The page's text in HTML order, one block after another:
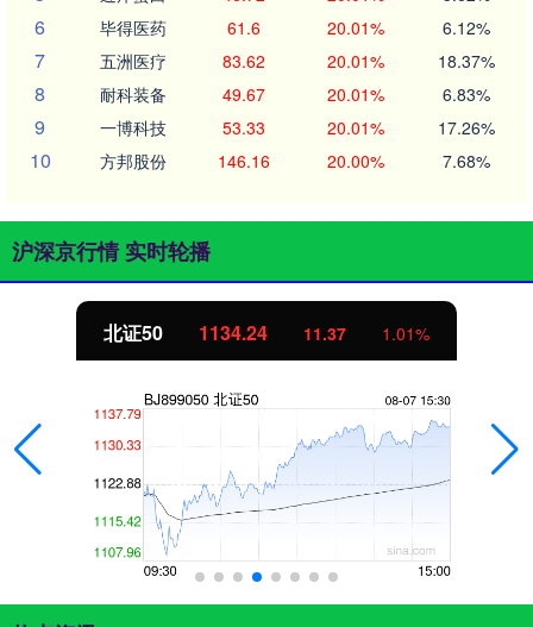
6 毕得医药 61.6 20.01% 6.12%
7 五洲医疗 83.62 20.01% 18.37%
8 耐科装备 49.67 20.01% 6.83%
9 一博科技 53.33 20.01% 17.26%
10 方邦股份 146.16 20.00% 7.68%
沪深京行情 实时轮播
北证50 1134.24 11.37 1.01%